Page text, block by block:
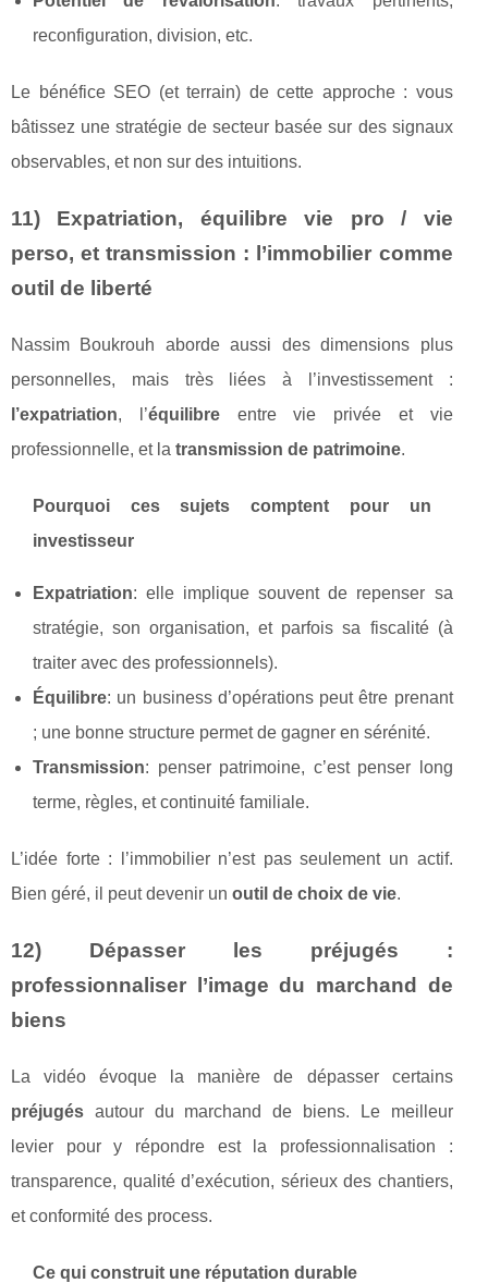
reconfiguration, division, etc.
Le bénéfice SEO (et terrain) de cette approche : vous
bâtissez une stratégie de secteur basée sur des signaux
observables, et non sur des intuitions.
11) Expatriation, équilibre vie pro / vie
perso, et transmission : l’immobilier comme
outil de liberté
Nassim Boukrouh aborde aussi des dimensions plus
personnelles, mais très liées à l’investissement :
l’expatriation, l’équilibreentre vie privée et vie
professionnelle, et la transmission de patrimoine.
Pourquoi ces sujets comptent pour un
investisseur
Expatriation: elle implique souvent de repenser sa
stratégie, son organisation, et parfois sa fiscalité (à
traiter avec des professionnels).
Équilibre: un business d’opérations peut être prenant
; une bonne structure permet de gagner en sérénité.
Transmission: penser patrimoine, c’est penser long
terme, règles, et continuité familiale.
L’idée forte : l’immobilier n’est pas seulement un actif.
Bien géré, il peut devenir un outil de choix de vie.
12) Dépasser les préjugés :
professionnaliser l’image du marchand de
biens
La vidéo évoque la manière de dépasser certains
préjugés autour du marchand de biens. Le meilleur
levier pour y répondre est la professionnalisation :
transparence, qualité d’exécution, sérieux des chantiers,
et conformité des process.
Ce qui construit une réputation durable